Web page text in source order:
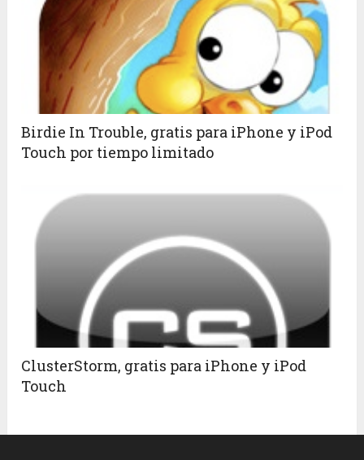
Birdie In Trouble, gratis para iPhone y iPod
Touch por tiempo limitado
ClusterStorm, gratis para iPhone y iPod
Touch